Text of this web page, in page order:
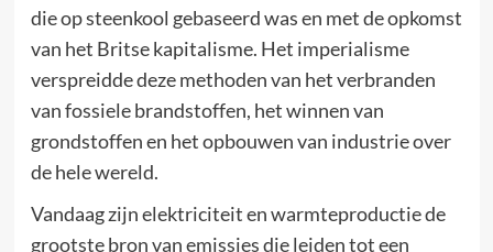
die op steenkool gebaseerd was en met de opkomst
van het Britse kapitalisme. Het imperialisme
verspreidde deze methoden van het verbranden
van fossiele brandstoffen, het winnen van
grondstoffen en het opbouwen van industrie over
de hele wereld.
Vandaag zijn elektriciteit en warmteproductie de
grootste bron van emissies die leiden tot een